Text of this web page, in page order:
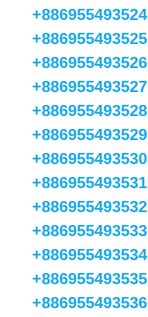
+886955493524
+886955493525
+886955493526
+886955493527
+886955493528
+886955493529
+886955493530
+886955493531
+886955493532
+886955493533
+886955493534
+886955493535
+886955493536